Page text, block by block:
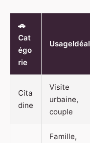
🚗
Cat
égo
rie
UsageIdéal
Cita
dine
Visite
urbaine,
couple
Famille,